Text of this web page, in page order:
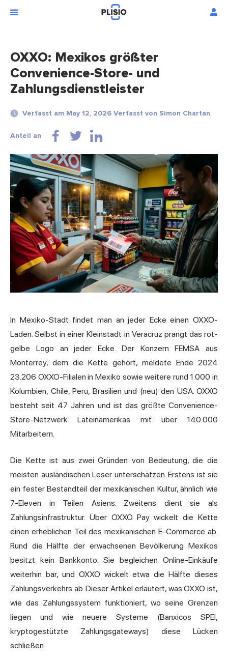
OXXO: Mexikos größter
Convenience-Store- und
Zahlungsdienstleister
Verfasst am May 12, 2026 Verfasst von Simon Chartan
Anteil an
In Mexiko-Stadt findet man an jeder Ecke einen OXXO-
Laden. Selbst in einer Kleinstadt in Veracruz prangt das rot-
gelbe Logo an jeder Ecke. Der Konzern FEMSA aus
Monterrey, dem die Kette gehört, meldete Ende 2024
23.206 OXXO-Filialen in Mexiko sowie weitere rund 1.000 in
Kolumbien, Chile, Peru, Brasilien und (neu) den USA. OXXO
besteht seit 47 Jahren und ist das größte Convenience-
Store-Netzwerk Lateinamerikas mit über 140.000
Mitarbeitern.
Die Kette ist aus zwei Gründen von Bedeutung, die die
meisten ausländischen Leser unterschätzen. Erstens ist sie
ein fester Bestandteil der mexikanischen Kultur, ähnlich wie
7-Eleven in Teilen Asiens. Zweitens dient sie als
Zahlungsinfrastruktur. Über OXXO Pay wickelt die Kette
einen erheblichen Teil des mexikanischen E-Commerce ab.
Rund die Hälfte der erwachsenen Bevölkerung Mexikos
besitzt kein Bankkonto. Sie begleichen Online-Einkäufe
weiterhin bar, und OXXO wickelt etwa die Hälfte dieses
Zahlungsverkehrs ab. Dieser Artikel erläutert, was OXXO ist,
wie das Zahlungssystem funktioniert, wo seine Grenzen
liegen und wie neuere Systeme (Banxicos SPEI,
kryptogestützte Zahlungsgateways) diese Lücken
schließen.